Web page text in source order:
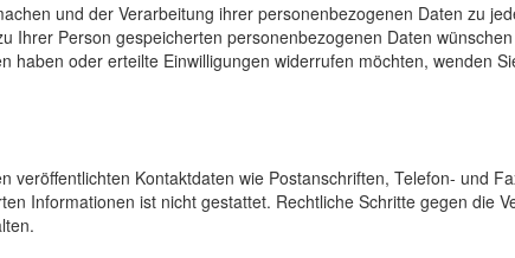
und der Verarbeitung ihrer personenbezogenen Daten zu
Ihrer Person gespeicherten personenbezogenen Daten
oder erteilte Einwilligungen widerrufen möchten, wenden
Kontaktdaten wie Postanschriften, Telefon- und
Informationen ist nicht gestattet. Rechtliche Schritte gegen die